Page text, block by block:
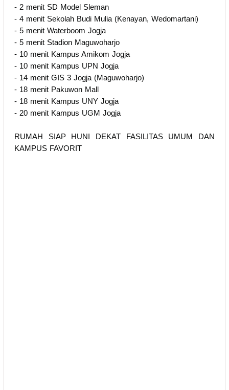
- 2 menit SD Model Sleman
- 4 menit Sekolah Budi Mulia (Kenayan, Wedomartani)
- 5 menit Waterboom Jogja
- 5 menit Stadion Maguwoharjo
- 10 menit Kampus Amikom Jogja
- 10 menit Kampus UPN Jogja
- 14 menit GIS 3 Jogja (Maguwoharjo)
- 18 menit Pakuwon Mall
- 18 menit Kampus UNY Jogja
- 20 menit Kampus UGM Jogja
RUMAH SIAP HUNI DEKAT FASILITAS UMUM DAN
KAMPUS FAVORIT